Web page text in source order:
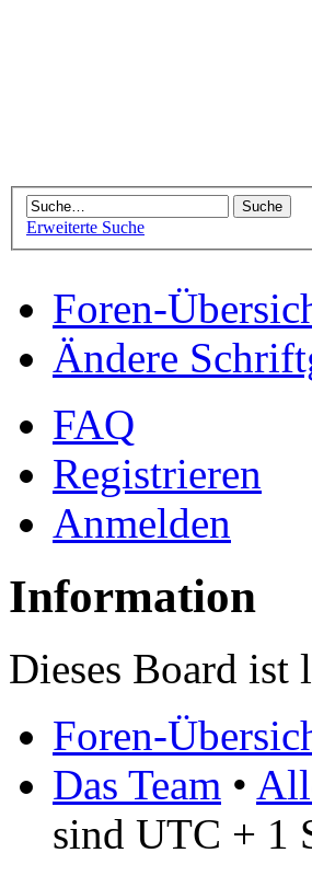
Erweiterte Suche
Foren-
Ändere
FAQ
Registrieren
Anmelden
Information
Dieses Board ist
Foren-
Das Team •
sind UTC + 1